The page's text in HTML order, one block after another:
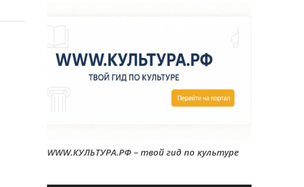
WWW.КУЛЬТУРА.РФ – твой гид по культуре